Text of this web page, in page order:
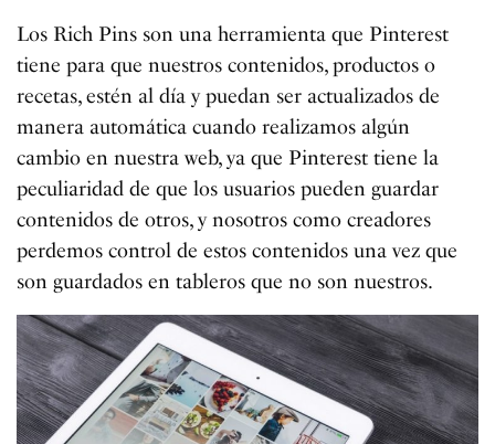
Los Rich Pins son una herramienta que Pinterest
tiene para que nuestros contenidos, productos o
recetas, estén al día y puedan ser actualizados de
manera automática cuando realizamos algún
cambio en nuestra web, ya que Pinterest tiene la
peculiaridad de que los usuarios pueden guardar
contenidos de otros, y nosotros como creadores
perdemos control de estos contenidos una vez que
son guardados en tableros que no son nuestros.